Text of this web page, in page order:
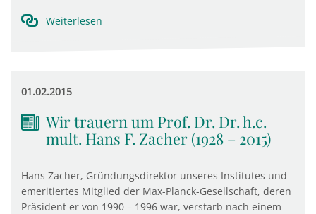
Weiterlesen
01.02.2015
Wir trauern um Prof. Dr. Dr. h.c.
mult. Hans F. Zacher (1928 – 2015)
Hans Zacher, Gründungsdirektor unseres Institutes und
emeritiertes Mitglied der Max-Planck-Gesellschaft, deren
Präsident er von 1990 – 1996 war, verstarb nach einem